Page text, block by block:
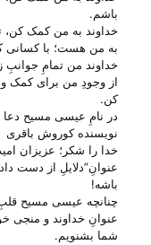
باشم.
خداوند به من کمک کن،
به من هست؛ با
خداوند من تمامِ جوانبِ
از وجودِ من برای کمک
کن.
در نامِ عیسی مسیح دعا
نویسنده کوروش باقری
خدا را شکر؛ عزیزان
عنوانِ”دلایلِ از دست
باشه!
چنانچه عیسی مسیح قلبِ
عنوانِ خداوند و منجی
شما بشنویم.